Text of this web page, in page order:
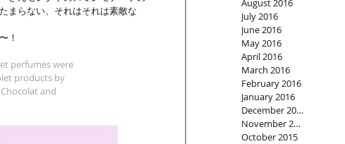
まらない、それはそれは素敵な
！
perfumes were
products by
and
August 2016
July 2016
June 2016
May 2016
April 2016
March 2016
February 2016
January 2016
December 2015
November 2015
October 2015